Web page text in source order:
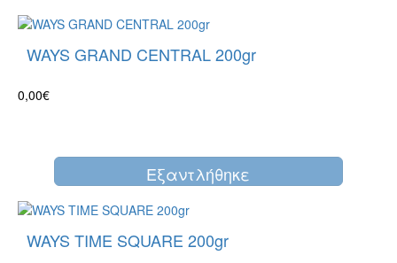
WAYS GRAND CENTRAL 200gr
0,00€
Eξαντλήθηκε
WAYS TIME SQUARE 200gr